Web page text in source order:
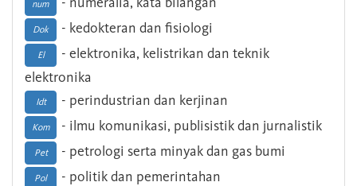
num
Dok - kedokteran dan fisiologi
El
- elektronika, kelistrikan dan teknik
elektronika
Idt - perindustrian dan kerjinan
Kom - ilmu komunikasi, publisistik dan jurnalistik
Pet - petrologi serta minyak dan gas bumi
Pol - politik dan pemerintahan